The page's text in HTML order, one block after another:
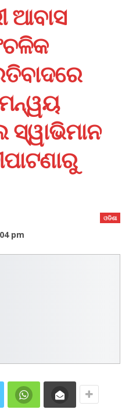
ଆବାସ
ଓଡିଶା
pm